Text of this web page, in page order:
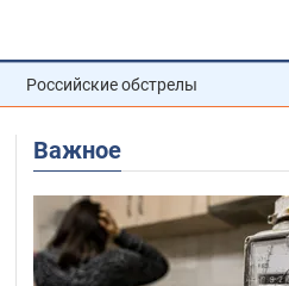
Российские обстрелы
Важное